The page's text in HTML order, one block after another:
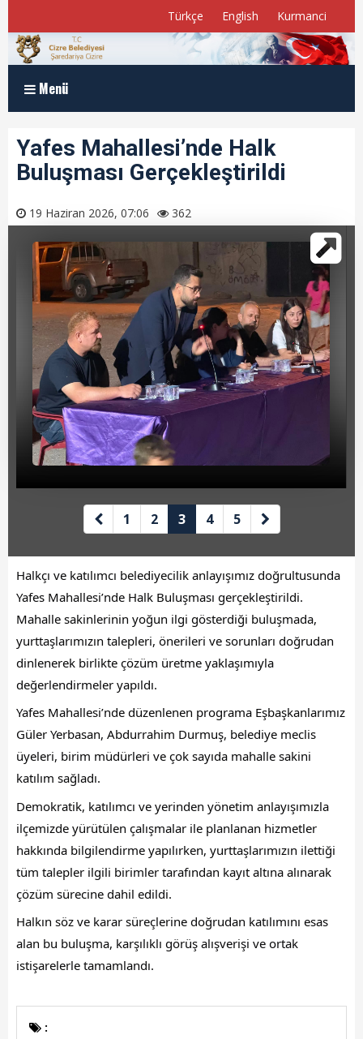
Türkçe English Kurmanci
Menü
Anasayfa
Kurumsal
Müdürlükler
Program ve Raporlar
Meclis Üyelerimiz
E-Belediye
Beyan Bilgileri
Borç Bilgileri
Tahakkuk Bilgileri
Tahsilat Bilgileri
Online Ödeme
Sicil Arama
Şikayet Bildirim Formu
Şikayet Takip Formu
Başkan
Başkanın Özgeçmişi
Başkanın Mesajı
Başkanın Albümü
Başkana Mesaj
Projeler
Devam Eden Projeler
Haberler
Yafes Mahallesi’nde Halk
Buluşması Gerçekleştirildi
19 Haziran 2026, 07:06 362
1 2 3 4 5
Halkçı ve katılımcı belediyecilik anlayışımız doğrultusunda
Yafes Mahallesi’nde Halk Buluşması gerçekleştirildi.
Mahalle sakinlerinin yoğun ilgi gösterdiği buluşmada,
yurttaşlarımızın talepleri, önerileri ve sorunları doğrudan
dinlenerek birlikte çözüm üretme yaklaşımıyla
değerlendirmeler yapıldı.
Yafes Mahallesi’nde düzenlenen programa Eşbaşkanlarımız
Güler Yerbasan, Abdurrahim Durmuş, belediye meclis
üyeleri, birim müdürleri ve çok sayıda mahalle sakini
katılım sağladı.
Demokratik, katılımcı ve yerinden yönetim anlayışımızla
ilçemizde yürütülen çalışmalar ile planlanan hizmetler
hakkında bilgilendirme yapılırken, yurttaşlarımızın ilettiği
tüm talepler ilgili birimler tarafından kayıt altına alınarak
çözüm sürecine dahil edildi.
Halkın söz ve karar süreçlerine doğrudan katılımını esas
alan bu buluşma, karşılıklı görüş alışverişi ve ortak
istişarelerle tamamlandı.
: